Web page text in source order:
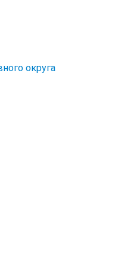
округа